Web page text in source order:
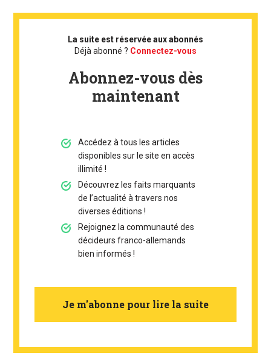
La suite est réservée aux abonnés
Déjà abonné ? Connectez-vous
Abonnez-vous dès
maintenant
Accédez à tous les articles
disponibles sur le site en accès
illimité !
Découvrez les faits marquants
de l’actualité à travers nos
diverses éditions !
Rejoignez la communauté des
décideurs franco-allemands
bien informés !
Je m'abonne pour lire la suite